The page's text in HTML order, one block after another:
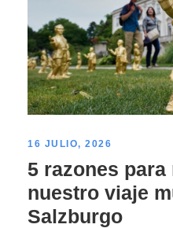
16 JULIO, 2026
5 razones
nuestro viaje
Salzburgo